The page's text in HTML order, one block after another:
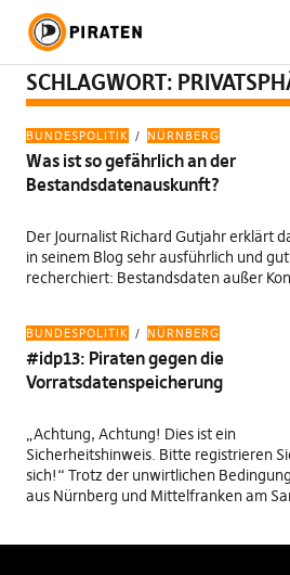
SCHLAGWORT:
BUNDESPOLITIK NÜRNBERG
Was ist so gefährlich an der
Bestandsdatenauskunft?
Der Journalist Richard Gutjahr erklärt
in seinem Blog sehr ausführlich und gut
recherchiert: Bestandsdaten außer
BUNDESPOLITIK NÜRNBERG
#idp13: Piraten gegen die
Vorratsdatenspeicherung
„Achtung, Achtung! Dies ist ein
Sicherheitshinweis. Bitte registrieren
sich!“ Trotz der unwirtlichen
aus Nürnberg und Mittelfranken am